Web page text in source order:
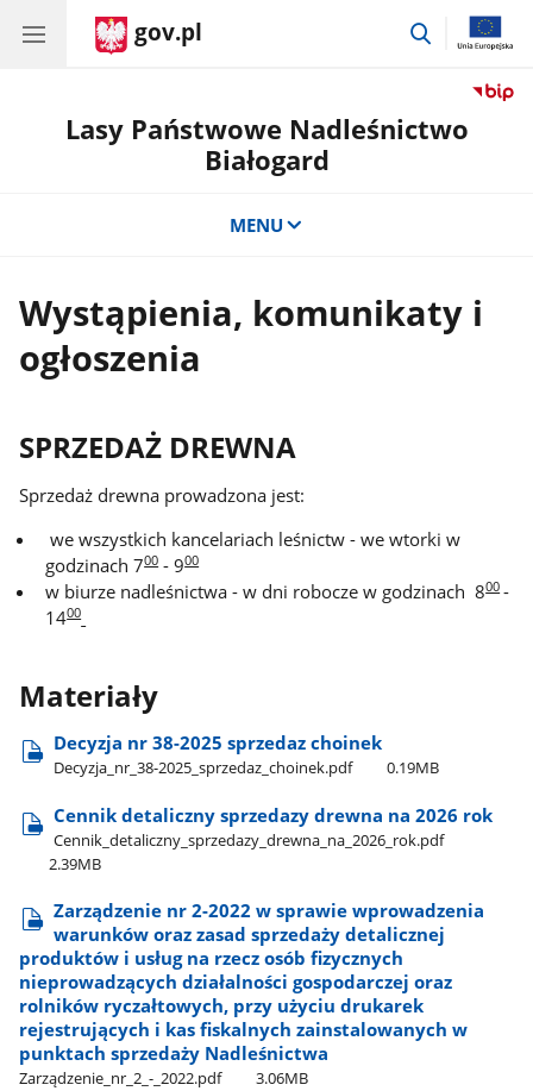
gov.pl
przejdź
Lasy Państwowe Nadleśnictwo
Białogard
MENU
Wystąpienia, komunikaty i
ogłoszenia
SPRZEDAŻ DREWNA
Sprzedaż drewna prowadzona jest:
we wszystkich kancelariach leśnictw - we wtorki w
godzinach 700- 900
w biurze nadleśnictwa - w dni robocze w godzinach 800 -
1400
Materiały
Decyzja nr 38-2025 sprzedaz choinek
Decyzja​_nr​_38-2025​_sprzedaz​_choinek.pdf 0.19MB
Cennik detaliczny sprzedazy drewna na 2026 rok
Cennik​_detaliczny​_sprzedazy​_drewna​_na​_2026​_rok.pdf
2.39MB
Zarządzenie nr 2-2022 w sprawie wprowadzenia
warunków oraz zasad sprzedaży detalicznej
produktów i usług na rzecz osób fizycznych
nieprowadzących działalności gospodarczej oraz
rolników ryczałtowych, przy użyciu drukarek
rejestrujących i kas fiskalnych zainstalowanych w
punktach sprzedaży Nadleśnictwa
Zarządzenie​_nr​_2​_-​_2022.pdf 3.06MB